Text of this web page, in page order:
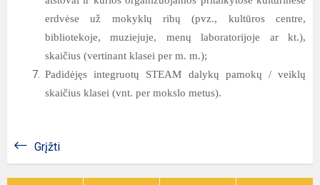
erdvėse už mokyklų ribų (pvz., kultūros centre,
bibliotekoje, muziejuje, menų laboratorijoje ar kt.),
skaičius (vertinant klasei per m. m.);
Padidėjęs integruotų STEAM dalykų pamokų / veiklų
skaičius klasei (vnt. per mokslo metus).
Grįžti